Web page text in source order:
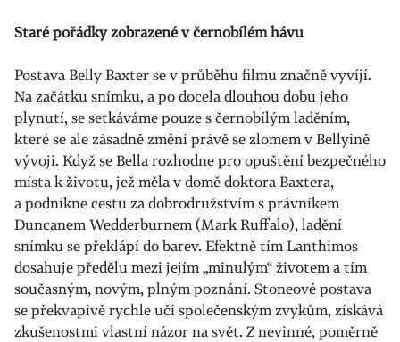
Staré pořádky zobrazené v černobílém hávu
Postava Belly Baxter se v průběhu filmu značně vyvíjí.
Na začátku snímku, a po docela dlouhou dobu jeho
plynutí, se setkáváme pouze s černobílým laděním,
které se ale zásadně změní právě se zlomem v Bellyině
vývoji. Když se Bella rozhodne pro opuštění bezpečného
místa k životu, jež měla v domě doktora Baxtera,
a podnikne cestu za dobrodružstvím s právníkem
Duncanem Wedderburnem (Mark Ruffalo), ladění
snímku se překlápí do barev. Efektně tím Lanthimos
dosahuje předělu mezi jejím „minulým“ životem a tím
současným, novým, plným poznání. Stoneové postava
se překvapivě rychle učí společenským zvykům, získává
zkušenostmi vlastní názor na svět. Z nevinné, poměrně